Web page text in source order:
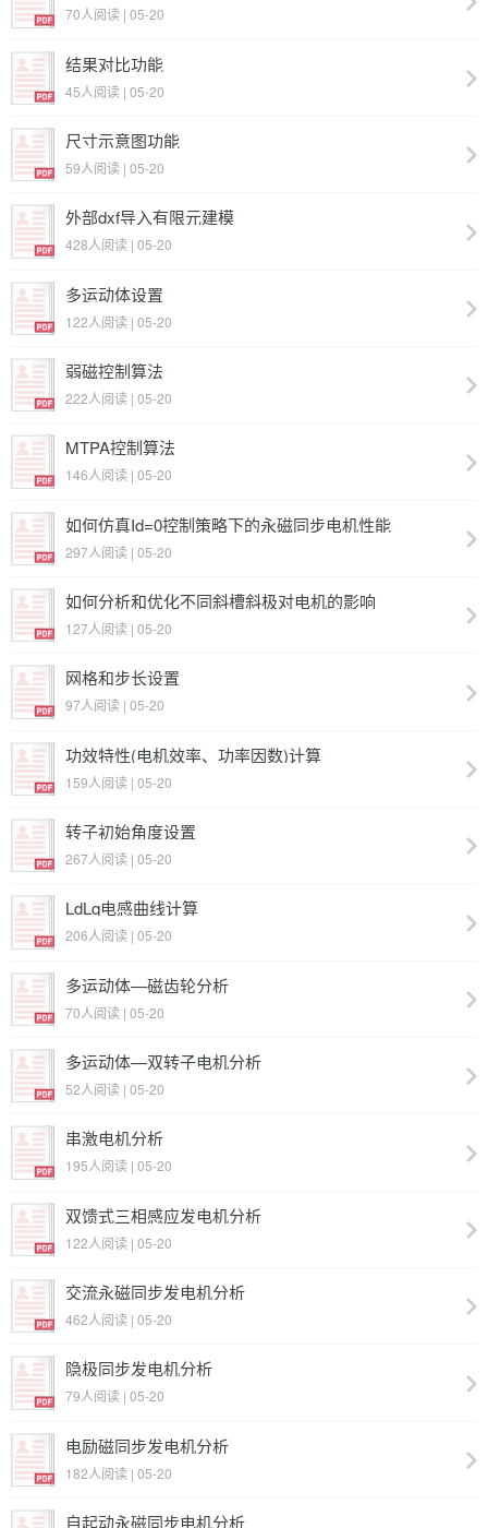
70人阅读 | 05-20
结果对比功能
45人阅读 | 05-20
尺寸示意图功能
59人阅读 | 05-20
外部dxf导入有限元建模
428人阅读 | 05-20
多运动体设置
122人阅读 | 05-20
弱磁控制算法
222人阅读 | 05-20
MTPA控制算法
146人阅读 | 05-20
如何仿真Id=0控制策略下的永磁同步电机性能
297人阅读 | 05-20
如何分析和优化不同斜槽斜极对电机的影响
127人阅读 | 05-20
网格和步长设置
97人阅读 | 05-20
功效特性(电机效率、功率因数)计算
159人阅读 | 05-20
转子初始角度设置
267人阅读 | 05-20
LdLq电感曲线计算
206人阅读 | 05-20
多运动体—磁齿轮分析
70人阅读 | 05-20
多运动体—双转子电机分析
52人阅读 | 05-20
串激电机分析
195人阅读 | 05-20
双馈式三相感应发电机分析
122人阅读 | 05-20
交流永磁同步发电机分析
462人阅读 | 05-20
隐极同步发电机分析
79人阅读 | 05-20
电励磁同步发电机分析
182人阅读 | 05-20
自起动永磁同步电机分析